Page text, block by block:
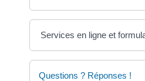
Services en ligne et
Questions ? Réponses !